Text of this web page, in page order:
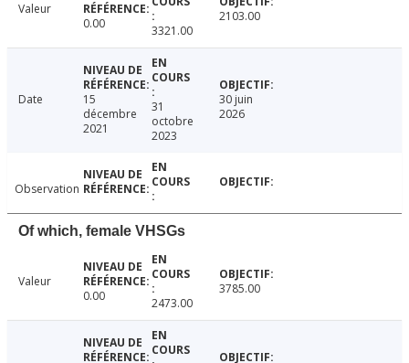
Valeur
0.00
3321.00
2103.00
Date
15
décembre
2021
31
octobre
2023
30 juin
2026
Observation
Of which, female VHSGs
Valeur
0.00
2473.00
3785.00